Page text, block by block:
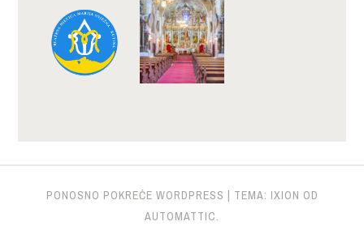
PONOSNO POKREĆE WORDPRESS | TEMA: IXION OD
AUTOMATTIC.